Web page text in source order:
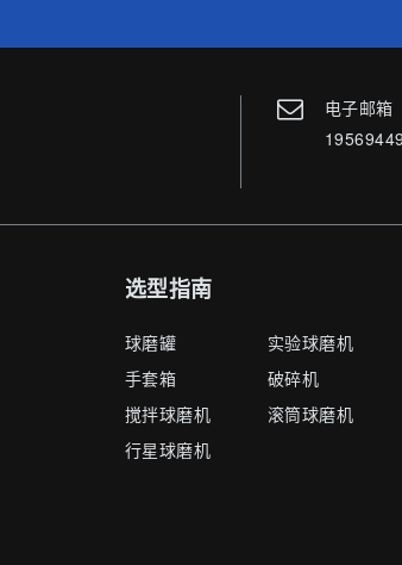
电子邮箱
选型指南
球磨罐
实验球磨机
手套箱
破碎机
搅拌球磨机
滚筒球磨机
行星球磨机